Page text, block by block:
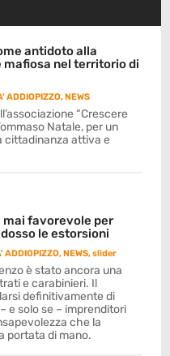
antidoto alla
nel territorio di
ADDIOPIZZO,NEWS
“Crescere
Natale, per un
cittadinanza attiva e
mai favorevole per
le estorsioni
ADDIOPIZZO,NEWS,slider
è stato ancora una
e carabinieri. Il
definitivamente di
e solo se – imprenditori
che la
portata di mano.